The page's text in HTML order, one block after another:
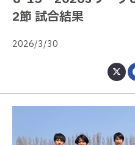
2節 試合結果
2026/3/30